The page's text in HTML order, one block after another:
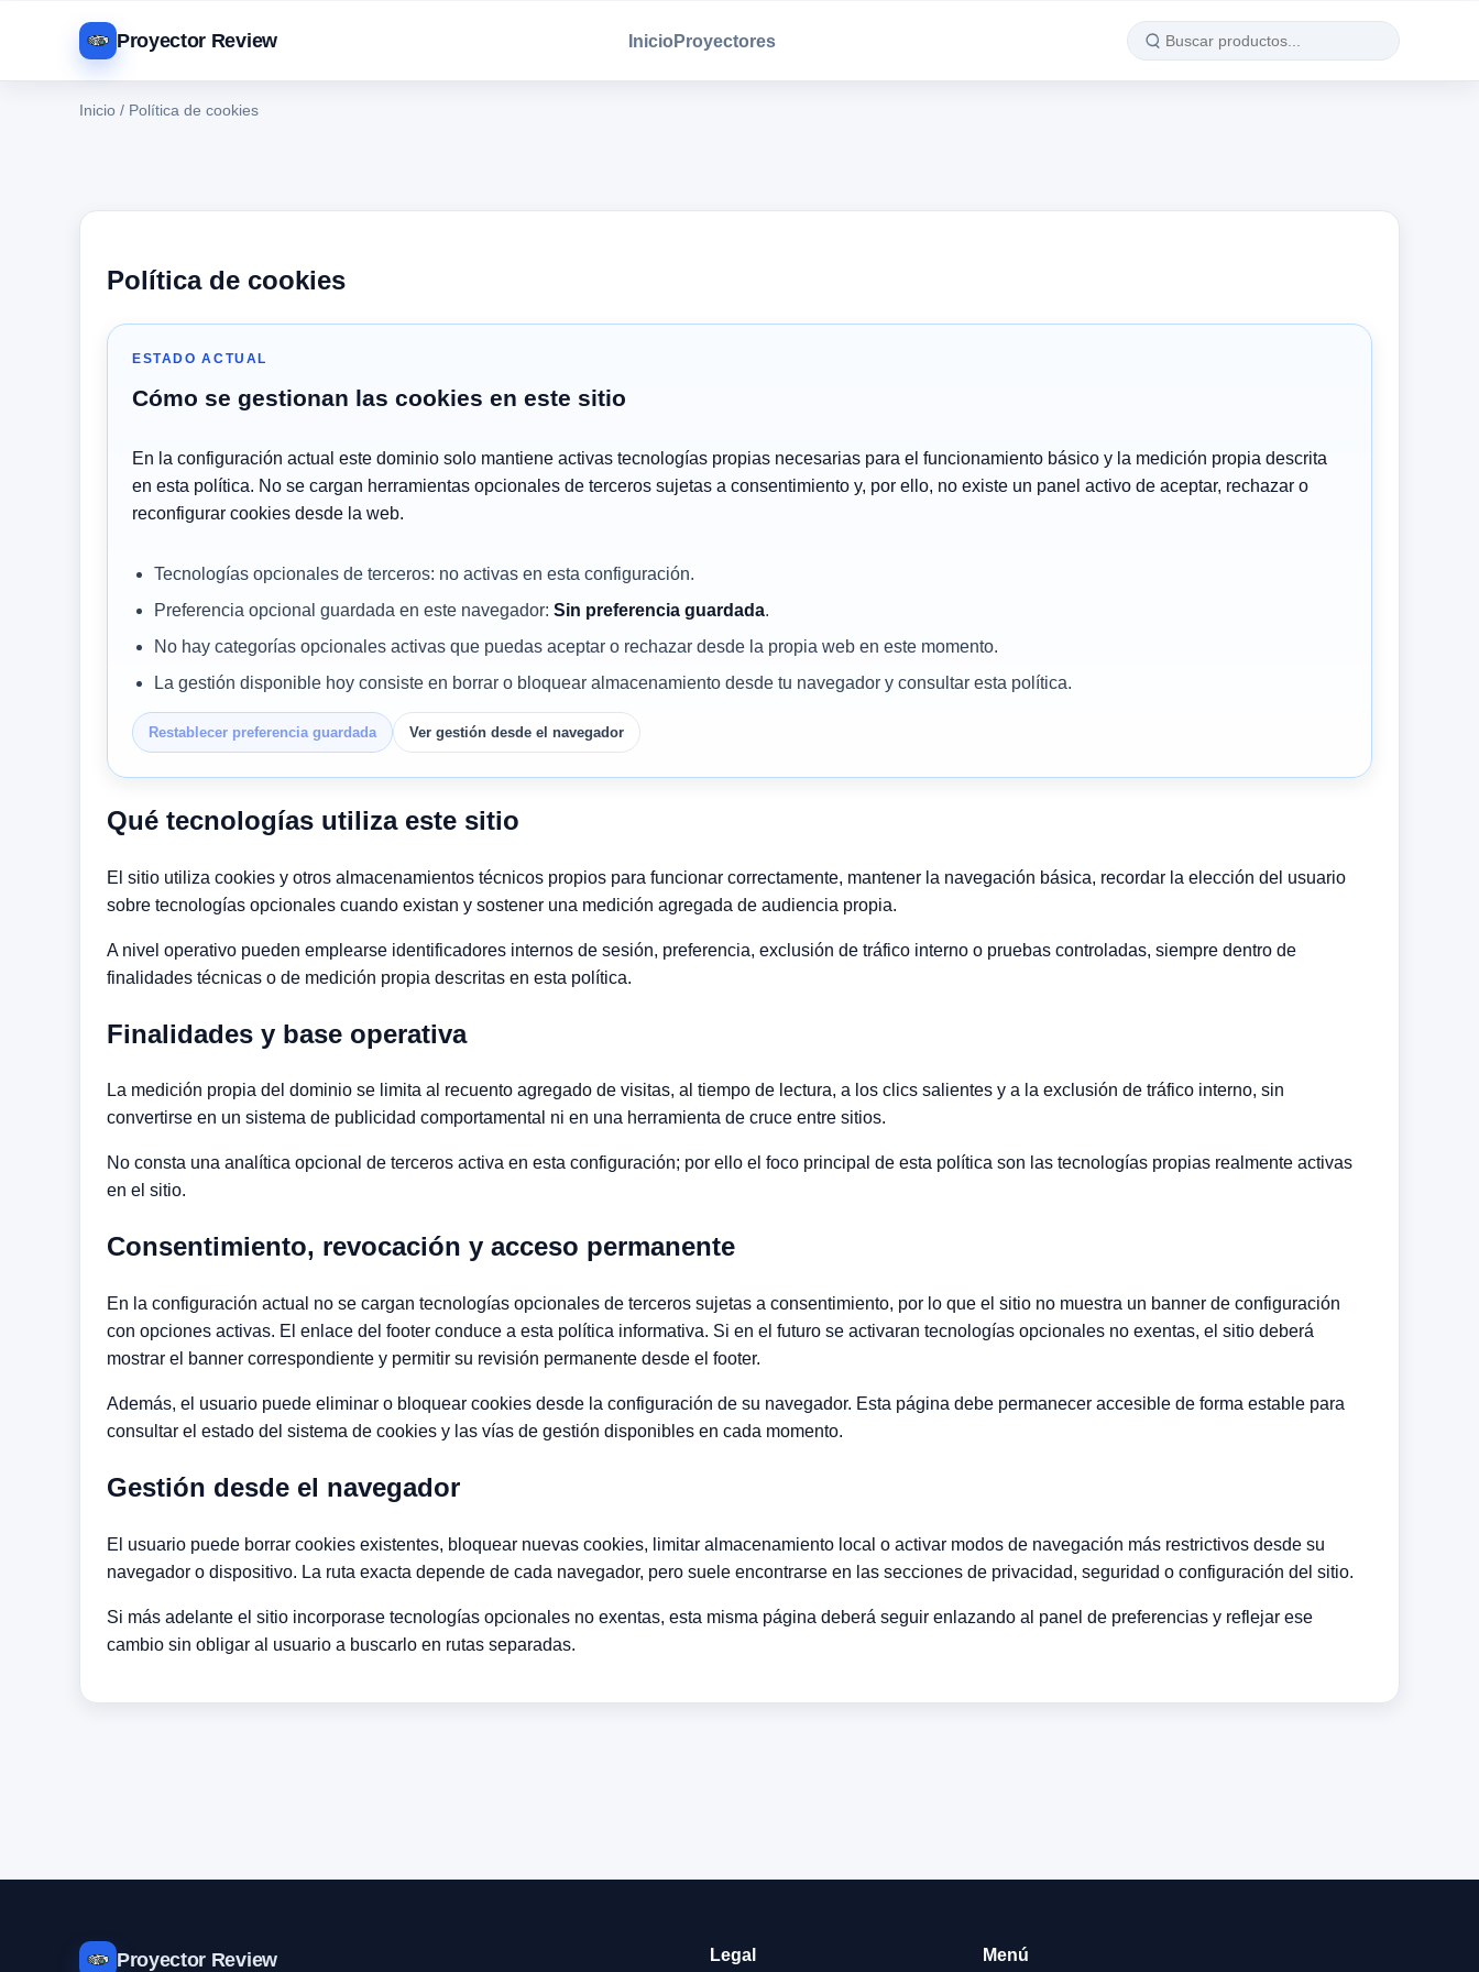
Proyector Review Inicio Proyectores
Inicio / Política de cookies
Política de cookies
ESTADO ACTUAL
Cómo se gestionan las cookies en este sitio
En la configuración actual este dominio solo mantiene activas tecnologías propias necesarias para el funcionamiento básico y la medición propia descrita
en esta política. No se cargan herramientas opcionales de terceros sujetas a consentimiento y, por ello, no existe un panel activo de aceptar, rechazar o
reconfigurar cookies desde la web.
Tecnologías opcionales de terceros: no activas en esta configuración.
Preferencia opcional guardada en este navegador: Sin preferencia guardada.
No hay categorías opcionales activas que puedas aceptar o rechazar desde la propia web en este momento.
La gestión disponible hoy consiste en borrar o bloquear almacenamiento desde tu navegador y consultar esta política.
Restablecer preferencia guardada Ver gestión desde el navegador
Qué tecnologías utiliza este sitio
El sitio utiliza cookies y otros almacenamientos técnicos propios para funcionar correctamente, mantener la navegación básica, recordar la elección del usuario
sobre tecnologías opcionales cuando existan y sostener una medición agregada de audiencia propia.
A nivel operativo pueden emplearse identificadores internos de sesión, preferencia, exclusión de tráfico interno o pruebas controladas, siempre dentro de
finalidades técnicas o de medición propia descritas en esta política.
Finalidades y base operativa
La medición propia del dominio se limita al recuento agregado de visitas, al tiempo de lectura, a los clics salientes y a la exclusión de tráfico interno, sin
convertirse en un sistema de publicidad comportamental ni en una herramienta de cruce entre sitios.
No consta una analítica opcional de terceros activa en esta configuración; por ello el foco principal de esta política son las tecnologías propias realmente activas
en el sitio.
Consentimiento, revocación y acceso permanente
En la configuración actual no se cargan tecnologías opcionales de terceros sujetas a consentimiento, por lo que el sitio no muestra un banner de configuración
con opciones activas. El enlace del footer conduce a esta política informativa. Si en el futuro se activaran tecnologías opcionales no exentas, el sitio deberá
mostrar el banner correspondiente y permitir su revisión permanente desde el footer.
Además, el usuario puede eliminar o bloquear cookies desde la configuración de su navegador. Esta página debe permanecer accesible de forma estable para
consultar el estado del sistema de cookies y las vías de gestión disponibles en cada momento.
Gestión desde el navegador
El usuario puede borrar cookies existentes, bloquear nuevas cookies, limitar almacenamiento local o activar modos de navegación más restrictivos desde su
navegador o dispositivo. La ruta exacta depende de cada navegador, pero suele encontrarse en las secciones de privacidad, seguridad o configuración del sitio.
Si más adelante el sitio incorporase tecnologías opcionales no exentas, esta misma página deberá seguir enlazando al panel de preferencias y reflejar ese
cambio sin obligar al usuario a buscarlo en rutas separadas.
Proyector Review Legal Menú